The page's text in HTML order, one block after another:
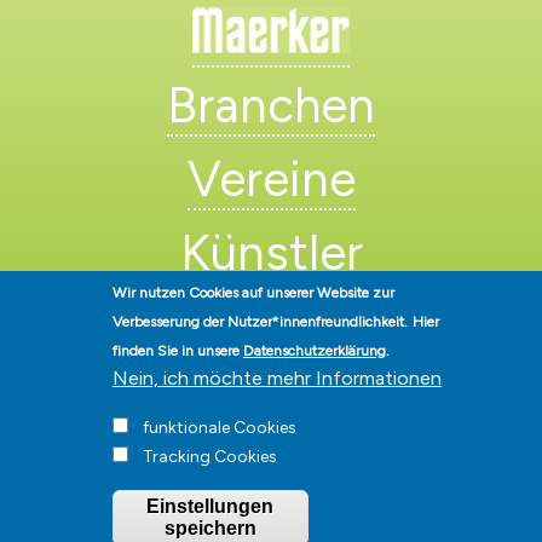
Branchen
Vereine
Künstler
Stadt Hohen Neuendorf • Oranienburger Str. 2 • 16540 Hohen
Neuendorf • Telefon03303-528-0• E-Mail:
© Hohen-Neuendorf.de, Alle Rechte vorbehalten - Vervielfältigung nur
mit unserer Genehmigung
Wir nutzen Cookies auf unserer Website zur
Verbesserung der Nutzer*innenfreundlichkeit. Hier
finden Sie in unsere Datenschutzerklärung.
Nein, ich möchte mehr Informationen
funktionale Cookies
Tracking Cookies
Einstellungen
speichern